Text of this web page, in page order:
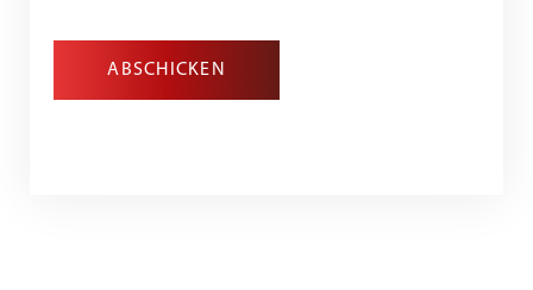
ABSCHICKEN